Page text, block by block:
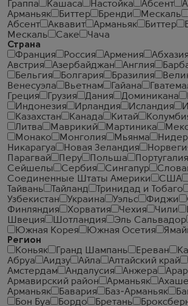
Граппа Кашаса Настойка Абсент
Арманьяк
Биттер Бренди Мескаль
Абсент
Аквавит Арманьяк Биттер
Мескаль
Саке
Чача
Страна
Франция
Россия Армения Абхазия
Австрия
Азербайджан Англия
Бельгия
Болгария Бразилия
Венесуэла
Вьетнам Гайана
Греция
Грузия Дания Доминикана
Индонезия
Ирландия Исландия
Казахстан
Канада Китай
Литва
Маврикий Мартиника
Монако
Монголия Мьянма
Никарагуа
Новая Зеландия
Парагвай
Перу Польша Португалия
Сейшелы
Сербия Сингапур
Соединенные Штаты Америки
США
Тайвань
Тайланд Тринидад и Тобаго
Узбекистан
Украина Уэльс Фиджи
Финляндия
Хорватия Чехия Чили
Швеция
Шотландия Эль Сальвадор
Южная Корея
Южная Осетия
Регион
Коньяк
Гранд Шампань Ереван
Абруа
Аидзу Айла Алтайский край
Амстердам
Андалусия Анжера
Армавирский район
Арманьяк
Арманьяк
Бавария Баз-Арманьяк
Бон Буа
Бордо Бретань